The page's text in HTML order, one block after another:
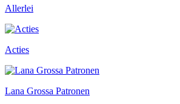
Allerlei
Acties
Lana Grossa Patronen